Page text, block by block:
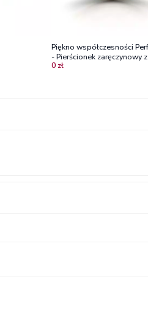
Piękno współczesności
- Pierścionek zaręczynowy z
żółtego i białego złota z
0 zł